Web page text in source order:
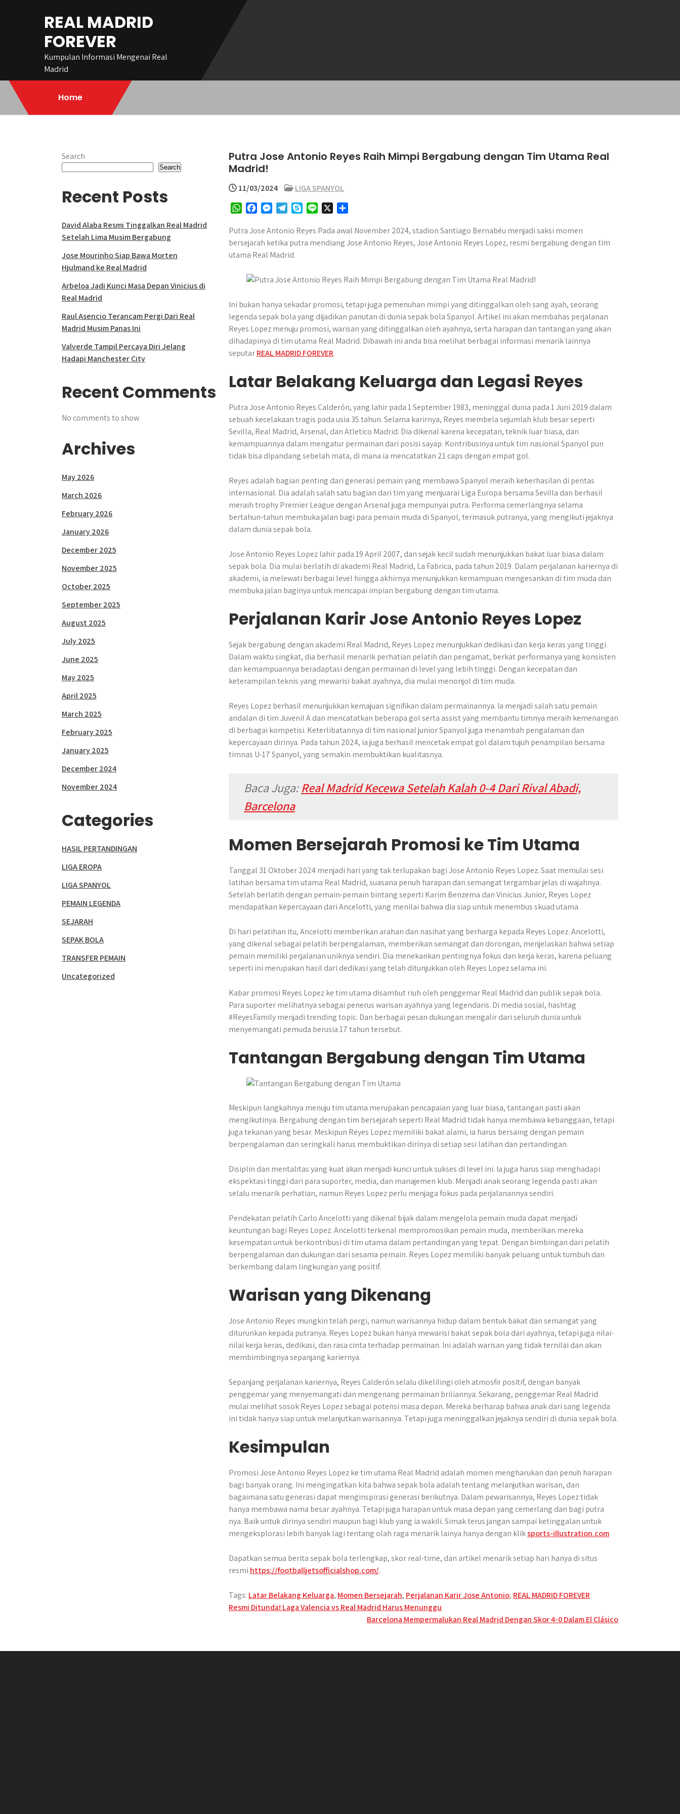
REAL MADRID
FOREVER
Kumpulan Informasi Mengenai Real
Madrid
Home
Putra Jose Antonio Reyes Raih Mimpi Bergabung dengan Tim Utama Real
Madrid!
11/03/2024
LIGA SPANYOL
W
a
t
s
c
e
b
o
k
s
s
e
e
l
e
g
m
y
p
n
e
a
r
Putra Jose Antonio Reyes Pada awal November 2024, stadion Santiago Bernabéu menjadi saksi momen
bersejarah ketika putra mendiang Jose Antonio Reyes, Jose Antonio Reyes Lopez, resmi bergabung dengan tim
utama Real Madrid.
Ini bukan hanya sekadar promosi, tetapi juga pemenuhan mimpi yang ditinggalkan oleh sang ayah, seorang
legenda sepak bola yang dijadikan panutan di dunia sepak bola Spanyol. Artikel ini akan membahas perjalanan
Reyes Lopez menuju promosi, warisan yang ditinggalkan oleh ayahnya, serta harapan dan tantangan yang akan
dihadapinya di tim utama Real Madrid. Dibawah ini anda bisa melihat berbagai informasi menarik lainnya
seputarREAL MADRID FOREVER.
Latar Belakang Keluarga dan Legasi Reyes
Putra Jose Antonio Reyes Calderón, yang lahir pada 1 September 1983, meninggal dunia pada 1 Juni 2019 dalam
sebuah kecelakaan tragis pada usia 35 tahun. Selama karirnya, Reyes membela sejumlah klub besar seperti
Sevilla, Real Madrid, Arsenal, dan Atletico Madrid. Dia dikenal karena kecepatan, teknik luar biasa, dan
kemampuannya dalam mengatur permainan dari posisi sayap. Kontribusinya untuk tim nasional Spanyol pun
tidak bisa dipandang sebelah mata, di mana ia mencatatkan 21 caps dengan empat gol.
Reyes adalah bagian penting dari generasi pemain yang membawa Spanyol meraih keberhasilan di pentas
internasional. Dia adalah salah satu bagian dari tim yang menjuarai Liga Europa bersama Sevilla dan berhasil
meraih trophy Premier League dengan Arsenal juga mempunyai putra. Performa cemerlangnya selama
bertahun-tahun membuka jalan bagi para pemain muda di Spanyol, termasuk putranya, yang mengikuti jejaknya
dalam dunia sepak bola.
Jose Antonio Reyes Lopez lahir pada 19 April 2007, dan sejak kecil sudah menunjukkan bakat luar biasa dalam
sepak bola. Dia mulai berlatih di akademi Real Madrid, La Fabrica, pada tahun 2019. Dalam perjalanan kariernya di
akademi, ia melewati berbagai level hingga akhirnya menunjukkan kemampuan mengesankan di tim muda dan
membuka jalan baginya untuk mencapai impian bergabung dengan tim utama.
Perjalanan Karir Jose Antonio Reyes Lopez
Sejak bergabung dengan akademi Real Madrid, Reyes Lopez menunjukkan dedikasi dan kerja keras yang tinggi.
Dalam waktu singkat, dia berhasil menarik perhatian pelatih dan pengamat, berkat performanya yang konsisten
dan kemampuannya beradaptasi dengan permainan di level yang lebih tinggi. Dengan kecepatan dan
keterampilan teknis yang mewarisi bakat ayahnya, dia mulai menonjol di tim muda.
Reyes Lopez berhasil menunjukkan kemajuan signifikan dalam permainannya. Ia menjadi salah satu pemain
andalan di tim Juvenil A dan mencatatkan beberapa gol serta assist yang membantu timnya meraih kemenangan
di berbagai kompetisi. Keterlibatannya di tim nasional junior Spanyol juga menambah pengalaman dan
kepercayaan dirinya. Pada tahun 2024, ia juga berhasil mencetak empat gol dalam tujuh penampilan bersama
timnas U-17 Spanyol, yang semakin membuktikan kualitasnya.
Baca Juga:Real Madrid Kecewa Setelah Kalah 0-4 Dari Rival Abadi,
Barcelona
Momen Bersejarah Promosi ke Tim Utama
Tanggal 31 Oktober 2024 menjadi hari yang tak terlupakan bagi Jose Antonio Reyes Lopez. Saat memulai sesi
latihan bersama tim utama Real Madrid, suasana penuh harapan dan semangat tergambar jelas di wajahnya.
Setelah berlatih dengan pemain-pemain bintang seperti Karim Benzema dan Vinicius Junior, Reyes Lopez
mendapatkan kepercayaan dari Ancelotti, yang menilai bahwa dia siap untuk menembus skuad utama.
Di hari pelatihan itu, Ancelotti memberikan arahan dan nasihat yang berharga kepada Reyes Lopez. Ancelotti,
yang dikenal sebagai pelatih berpengalaman, memberikan semangat dan dorongan, menjelaskan bahwa setiap
pemain memiliki perjalanan uniknya sendiri. Dia menekankan pentingnya fokus dan kerja keras, karena peluang
seperti ini merupakan hasil dari dedikasi yang telah ditunjukkan oleh Reyes Lopez selama ini.
Kabar promosi Reyes Lopez ke tim utama disambut riuh oleh penggemar Real Madrid dan publik sepak bola.
Para suporter melihatnya sebagai penerus warisan ayahnya yang legendaris. Di media sosial, hashtag
#ReyesFamily menjadi trending topic. Dan berbagai pesan dukungan mengalir dari seluruh dunia untuk
menyemangati pemuda berusia 17 tahun tersebut.
Tantangan Bergabung dengan Tim Utama
Meskipun langkahnya menuju tim utama merupakan pencapaian yang luar biasa, tantangan pasti akan
mengikutinya. Bergabung dengan tim bersejarah seperti Real Madrid tidak hanya membawa kebanggaan, tetapi
juga tekanan yang besar. Meskipun Reyes Lopez memiliki bakat alami, ia harus bersaing dengan pemain
berpengalaman dan seringkali harus membuktikan dirinya di setiap sesi latihan dan pertandingan.
Disiplin dan mentalitas yang kuat akan menjadi kunci untuk sukses di level ini. Ia juga harus siap menghadapi
ekspektasi tinggi dari para suporter, media, dan manajemen klub. Menjadi anak seorang legenda pasti akan
selalu menarik perhatian, namun Reyes Lopez perlu menjaga fokus pada perjalanannya sendiri.
Pendekatan pelatih Carlo Ancelotti yang dikenal bijak dalam mengelola pemain muda dapat menjadi
keuntungan bagi Reyes Lopez. Ancelotti terkenal mempromosikan pemain muda, memberikan mereka
kesempatan untuk berkontribusi di tim utama dalam pertandingan yang tepat. Dengan bimbingan dari pelatih
berpengalaman dan dukungan dari sesama pemain. Reyes Lopez memiliki banyak peluang untuk tumbuh dan
berkembang dalam lingkungan yang positif.
Warisan yang Dikenang
Jose Antonio Reyes mungkin telah pergi, namun warisannya hidup dalam bentuk bakat dan semangat yang
diturunkan kepada putranya. Reyes Lopez bukan hanya mewarisi bakat sepak bola dari ayahnya, tetapi juga nilai-
nilai kerja keras, dedikasi, dan rasa cinta terhadap permainan. Ini adalah warisan yang tidak ternilai dan akan
membimbingnya sepanjang kariernya.
Sepanjang perjalanan kariernya, Reyes Calderón selalu dikelilingi oleh atmosfir positif, dengan banyak
penggemar yang menyemangati dan mengenang permainan briliannya. Sekarang, penggemar Real Madrid
mulai melihat sosok Reyes Lopez sebagai potensi masa depan. Mereka berharap bahwa anak dari sang legenda
ini tidak hanya siap untuk melanjutkan warisannya. Tetapi juga meninggalkan jejaknya sendiri di dunia sepak bola.
Kesimpulan
​Promosi Jose Antonio Reyes Lopez ke tim utama Real Madrid adalah momen mengharukan dan penuh harapan
bagi banyak orang.​ Ini mengingatkan kita bahwa sepak bola adalah tentang melanjutkan warisan, dan
bagaimana satu generasi dapat menginspirasi generasi berikutnya. Dalam pewarisannya, Reyes Lopez tidak
hanya membawa nama besar ayahnya. Tetapi juga harapan untuk masa depan yang cemerlang dan bagi putra
nya. Baik untuk dirinya sendiri maupun bagi klub yang ia wakili. Simak terus jangan sampai ketinggalan untuk
mengeksplorasi lebih banyak lagi tentang olah raga menarik lainya hanya dengan kliksports-illustration.com
Dapatkan semua berita sepak bola terlengkap, skor real-time, dan artikel menarik setiap hari hanya di situs
resmi https://footballjetsofficialshop.com/.
Tags: Latar Belakang Keluarga, Momen Bersejarah, Perjalanan Karir Jose Antonio, REAL MADRID FOREVER
Post
Resmi Ditunda! Laga Valencia vs Real Madrid Harus Menunggu
Barcelona Mempermalukan Real Madrid Dengan Skor 4-0 Dalam El Clásico
Search
Search
Recent Posts
David Alaba Resmi Tinggalkan Real Madrid
Setelah Lima Musim Bergabung
Jose Mourinho Siap Bawa Morten
Hjulmand ke Real Madrid
Arbeloa Jadi Kunci Masa Depan Vinicius di
Real Madrid
Raul Asencio Terancam Pergi Dari Real
Madrid Musim Panas Ini
Valverde Tampil Percaya Diri Jelang
Hadapi Manchester City
Recent Comments
No comments to show.
Archives
May 2026
March 2026
February 2026
January 2026
December 2025
November 2025
October 2025
September 2025
August 2025
July 2025
June 2025
May 2025
April 2025
March 2025
February 2025
January 2025
December 2024
November 2024
Categories
HASIL PERTANDINGAN
LIGA EROPA
LIGA SPANYOL
PEMAIN LEGENDA
SEJARAH
SEPAK BOLA
TRANSFER PEMAIN
Uncategorized